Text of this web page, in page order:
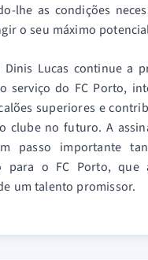
lhe as condições
o seu máximo
Dinis Lucas continue a
serviço do FC Porto,
superiores e
clube no futuro. A
passo importante
para o FC Porto, que
um talento promissor.